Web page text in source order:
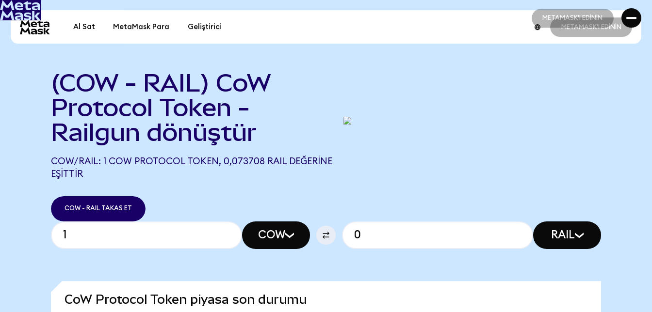
METAMASK'I EDİNİN
METAMASK'I EDİNİN
Al Sat MetaMask Para Geliştirici METAMASK'I EDİNİN
(COW - RAIL) CoW
Protocol Token -
Railgun dönüştür
COW/RAIL: 1 COW PROTOCOL TOKEN, 0,073708 RAIL DEĞERINE
EŞITTIR
COW - RAIL TAKAS ET
COW RAIL
CoW Protocol Token piyasa son durumu